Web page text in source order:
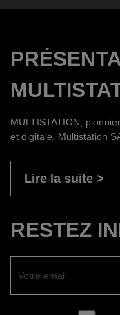
MULTISTATION,
et digitale. Multistation
Lire la suite
RESTEZ